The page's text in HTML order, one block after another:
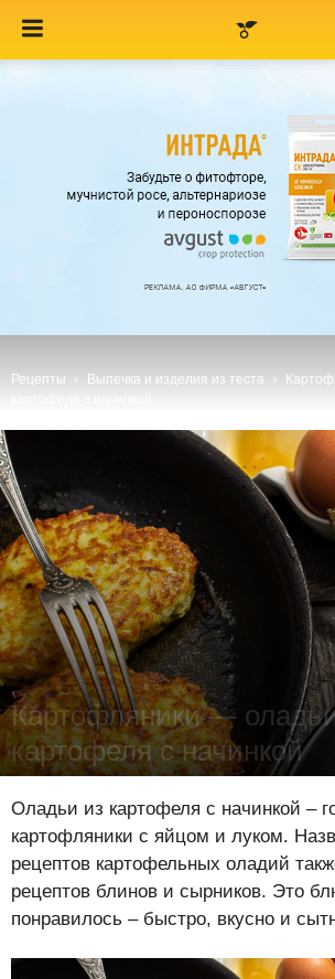
Рецепты Выпечка и изделия из теста
Картофляники —
картофеля с начинкой
Оладьи из картофеля с начинкой –
картофляники с яйцом и луком.
рецептов картофельных оладий
рецептов блинов и сырников. Это
понравилось – быстро, вкусно и